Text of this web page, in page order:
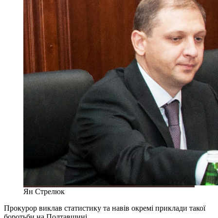
Ян Стрелюк
Прокурор виклав статистику та навів окремі приклади такої